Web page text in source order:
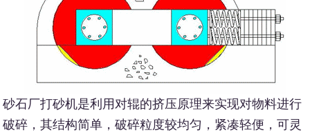
砂石厂打砂机是利用对辊的挤压原理来实现对物料进行
破碎，其结构简单，破碎粒度较均匀，紧凑轻便，可灵